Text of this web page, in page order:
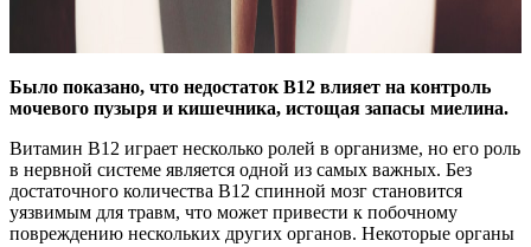
Было показано, что недостаток B12 влияет на контроль
мочевого пузыря и кишечника, истощая запасы миелина.
Витамин B12 играет несколько ролей в организме, но его роль
в нервной системе является одной из самых важных. Без
достаточного количества B12 спинной мозг становится
уязвимым для травм, что может привести к побочному
повреждению нескольких других органов. Некоторые органы